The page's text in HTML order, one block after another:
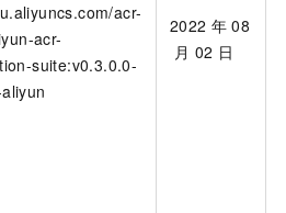
acr-
acr-
suite:v0.3.0.0-
2022 年 08
月 02 日